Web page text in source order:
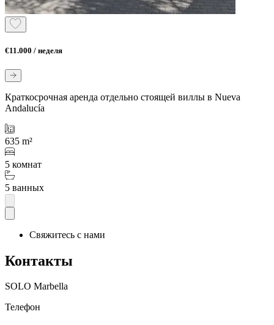
€11.000 / неделя
Краткосрочная аренда отдельно стоящей виллы в Nueva
Andalucía
635 m²
5 комнат
5 ванных
Свяжитесь с нами
Контакты
SOLO Marbella
Телефон